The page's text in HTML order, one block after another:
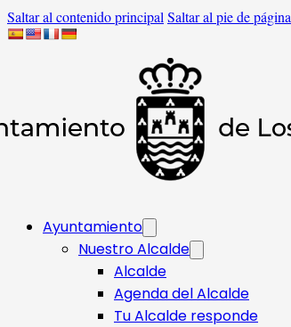
Saltar al contenido principal Saltar al pie de página
Ayuntamiento
Nuestro Alcalde
Alcalde
Agenda del Alcalde
Tu Alcalde responde​